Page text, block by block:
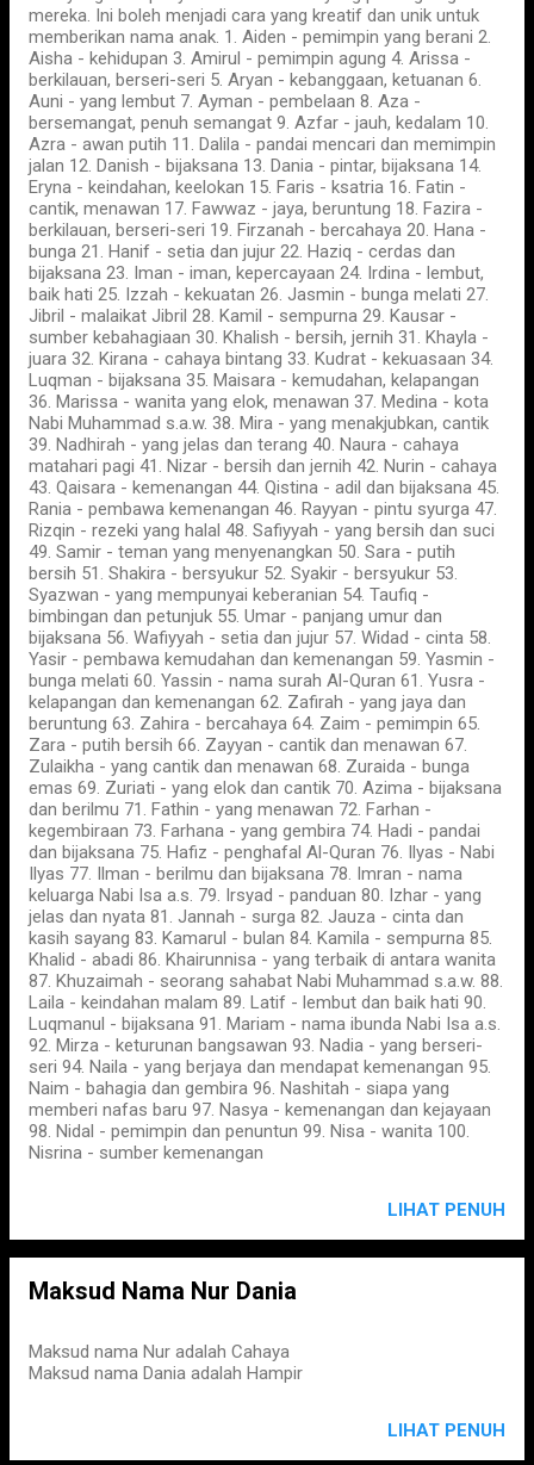
mereka. Ini boleh menjadi cara yang kreatif dan unik untuk
memberikan nama anak. 1. Aiden - pemimpin yang berani 2.
Aisha - kehidupan 3. Amirul - pemimpin agung 4. Arissa -
berkilauan, berseri-seri 5. Aryan - kebanggaan, ketuanan 6.
Auni - yang lembut 7. Ayman - pembelaan 8. Aza -
bersemangat, penuh semangat 9. Azfar - jauh, kedalam 10.
Azra - awan putih 11. Dalila - pandai mencari dan memimpin
jalan 12. Danish - bijaksana 13. Dania - pintar, bijaksana 14.
Eryna - keindahan, keelokan 15. Faris - ksatria 16. Fatin -
cantik, menawan 17. Fawwaz - jaya, beruntung 18. Fazira -
berkilauan, berseri-seri 19. Firzanah - bercahaya 20. Hana -
bunga 21. Hanif - setia dan jujur 22. Haziq - cerdas dan
bijaksana 23. Iman - iman, kepercayaan 24. Irdina - lembut,
baik hati 25. Izzah - kekuatan 26. Jasmin - bunga melati 27.
Jibril - malaikat Jibril 28. Kamil - sempurna 29. Kausar -
sumber kebahagiaan 30. Khalish - bersih, jernih 31. Khayla -
juara 32. Kirana - cahaya bintang 33. Kudrat - kekuasaan 34.
Luqman - bijaksana 35. Maisara - kemudahan, kelapangan
36. Marissa - wanita yang elok, menawan 37. Medina - kota
Nabi Muhammad s.a.w. 38. Mira - yang menakjubkan, cantik
39. Nadhirah - yang jelas dan terang 40. Naura - cahaya
matahari pagi 41. Nizar - bersih dan jernih 42. Nurin - cahaya
43. Qaisara - kemenangan 44. Qistina - adil dan bijaksana 45.
Rania - pembawa kemenangan 46. Rayyan - pintu syurga 47.
Rizqin - rezeki yang halal 48. Safiyyah - yang bersih dan suci
49. Samir - teman yang menyenangkan 50. Sara - putih
bersih 51. Shakira - bersyukur 52. Syakir - bersyukur 53.
Syazwan - yang mempunyai keberanian 54. Taufiq -
bimbingan dan petunjuk 55. Umar - panjang umur dan
bijaksana 56. Wafiyyah - setia dan jujur 57. Widad - cinta 58.
Yasir - pembawa kemudahan dan kemenangan 59. Yasmin -
bunga melati 60. Yassin - nama surah Al-Quran 61. Yusra -
kelapangan dan kemenangan 62. Zafirah - yang jaya dan
beruntung 63. Zahira - bercahaya 64. Zaim - pemimpin 65.
Zara - putih bersih 66. Zayyan - cantik dan menawan 67.
Zulaikha - yang cantik dan menawan 68. Zuraida - bunga
emas 69. Zuriati - yang elok dan cantik 70. Azima - bijaksana
dan berilmu 71. Fathin - yang menawan 72. Farhan -
kegembiraan 73. Farhana - yang gembira 74. Hadi - pandai
dan bijaksana 75. Hafiz - penghafal Al-Quran 76. Ilyas - Nabi
Ilyas 77. Ilman - berilmu dan bijaksana 78. Imran - nama
keluarga Nabi Isa a.s. 79. Irsyad - panduan 80. Izhar - yang
jelas dan nyata 81. Jannah - surga 82. Jauza - cinta dan
kasih sayang 83. Kamarul - bulan 84. Kamila - sempurna 85.
Khalid - abadi 86. Khairunnisa - yang terbaik di antara wanita
87. Khuzaimah - seorang sahabat Nabi Muhammad s.a.w. 88.
Laila - keindahan malam 89. Latif - lembut dan baik hati 90.
Luqmanul - bijaksana 91. Mariam - nama ibunda Nabi Isa a.s.
92. Mirza - keturunan bangsawan 93. Nadia - yang berseri-
seri 94. Naila - yang berjaya dan mendapat kemenangan 95.
Naim - bahagia dan gembira 96. Nashitah - siapa yang
memberi nafas baru 97. Nasya - kemenangan dan kejayaan
98. Nidal - pemimpin dan penuntun 99. Nisa - wanita 100.
Nisrina - sumber kemenangan
LIHAT PENUH
Maksud Nama Nur Dania
Maksud nama Nur adalah Cahaya
Maksud nama Dania adalah Hampir
LIHAT PENUH